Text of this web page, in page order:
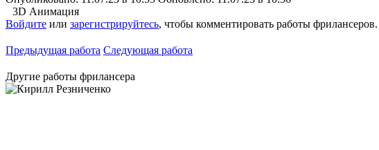
3D Анимация
Войдите или зарегистрируйтесь, чтобы комментировать работы фрилансеров.
Предыдущая работа Следующая работа
Другие работы фрилансера